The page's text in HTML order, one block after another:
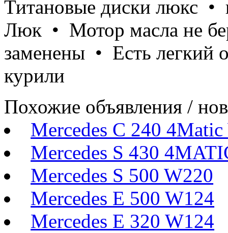
Титановые диски люкс •
Люк • Мотор масла не
заменены • Есть легкий
курили
Похожие объявления /
Mercedes C 240
Mercedes S 430
Mercedes S 500 W220
Mercedes E 500 W124
Mercedes E 320 W124